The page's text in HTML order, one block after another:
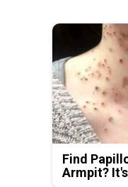
Find
Armpit?